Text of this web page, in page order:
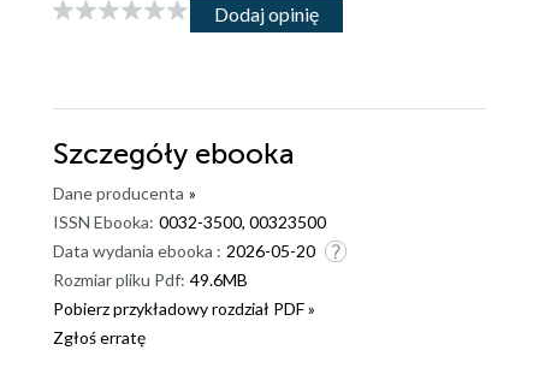
Dodaj opinię
Szczegóły ebooka
Dane producenta »
ISSN Ebooka: 0032-3500, 00323500
Data wydania ebooka : 2026-05-20
Rozmiar pliku Pdf: 49.6MB
Pobierz przykładowy rozdział PDF »
Zgłoś erratę